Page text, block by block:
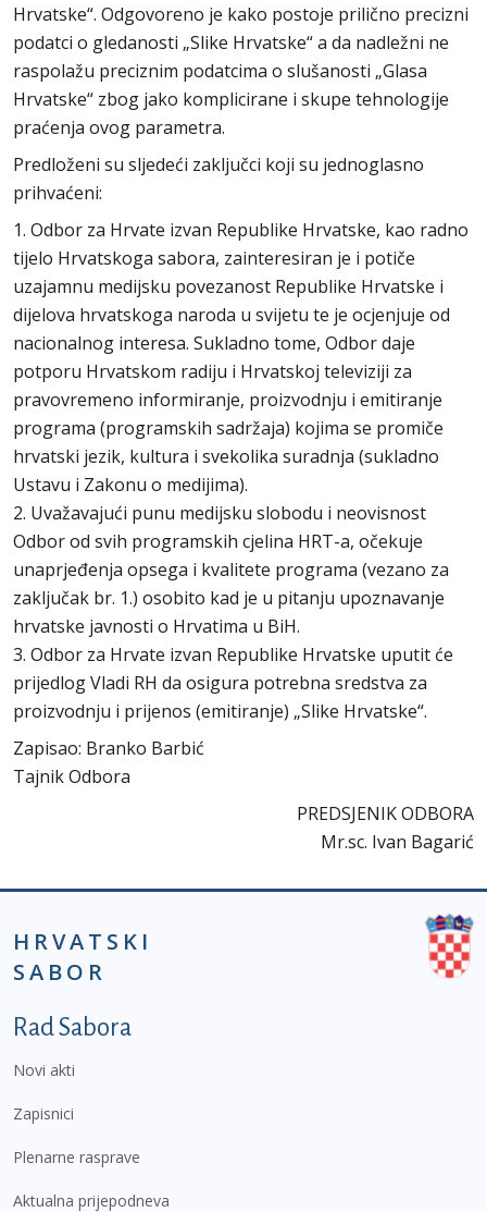
Hrvatske“. Odgovoreno je kako postoje prilično precizni
podatci o gledanosti „Slike Hrvatske“ a da nadležni ne
raspolažu preciznim podatcima o slušanosti „Glasa
Hrvatske“ zbog jako komplicirane i skupe tehnologije
praćenja ovog parametra.
Predloženi su sljedeći zaključci koji su jednoglasno
prihvaćeni:
1. Odbor za Hrvate izvan Republike Hrvatske, kao radno
tijelo Hrvatskoga sabora, zainteresiran je i potiče
uzajamnu medijsku povezanost Republike Hrvatske i
dijelova hrvatskoga naroda u svijetu te je ocjenjuje od
nacionalnog interesa. Sukladno tome, Odbor daje
potporu Hrvatskom radiju i Hrvatskoj televiziji za
pravovremeno informiranje, proizvodnju i emitiranje
programa (programskih sadržaja) kojima se promiče
hrvatski jezik, kultura i svekolika suradnja (sukladno
Ustavu i Zakonu o medijima).
2. Uvažavajući punu medijsku slobodu i neovisnost
Odbor od svih programskih cjelina HRT-a, očekuje
unaprjeđenja opsega i kvalitete programa (vezano za
zaključak br. 1.) osobito kad je u pitanju upoznavanje
hrvatske javnosti o Hrvatima u BiH.
3. Odbor za Hrvate izvan Republike Hrvatske uputit će
prijedlog Vladi RH da osigura potrebna sredstva za
proizvodnju i prijenos (emitiranje) „Slike Hrvatske“.
Zapisao: Branko Barbić
Tajnik Odbora
PREDSJENIK ODBORA
Mr.sc. Ivan Bagarić
HRVATSKI
SABOR
Podnožje prvi izbornik
Rad Sabora
Novi akti
Zapisnici
Plenarne rasprave
Aktualna prijepodneva